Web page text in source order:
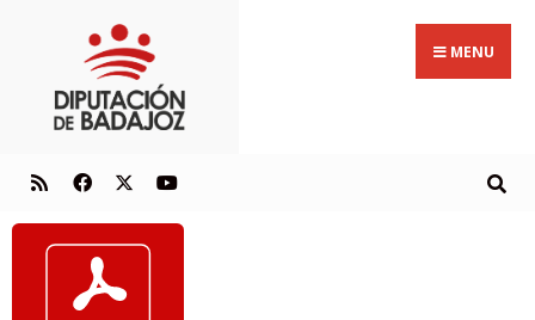
MENU